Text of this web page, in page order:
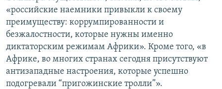
«российские наемники привыкли к своему
преимуществу: коррумпированности и
безжалостности, которые нужны именно
диктаторским режимам Африки». Кроме того, «в
Африке, во многих странах сегодня присутствуют
антизападные настроения, которые успешно
подогревали “пригожинские тролли”».